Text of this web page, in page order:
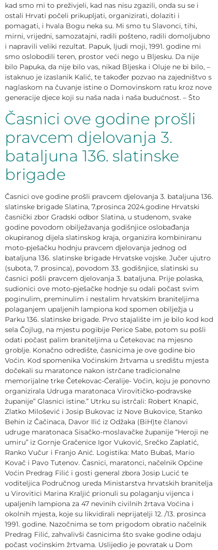
kad smo mi to preživjeli, kad nas nisu zgazili, onda su se i
ostali Hrvati počeli prikupljati, organizirati, dolaziti i
pomagati, i hvala Bogu neka su. Mi smo tu Slavonci, tihi,
mirni, vrijedni, samozatajni, radili pošteno, radili domoljubno
i napravili veliki rezultat. Papuk, ljudi moji, 1991. godine mi
smo oslobodili teren, prostor veći nego u Bljesku. Da nije
bilo Papuka, da nije bilo vas, nikad Bljeska i Oluje ne bi bilo, –
istaknuo je izaslanik Kalić, te također pozvao na zajedništvo s
naglaskom na čuvanje istine o Domovinskom ratu kroz nove
generacije djece koji su naša nada i naša budućnost. – Što
Časnici ove godine prošli
pravcem djelovanja 3.
bataljuna 136. slatinske
brigade
Časnici ove godine prošli pravcem djelovanja 3. bataljuna 136.
slatinske brigade Slatina, 7.prosinca 2024.godine Hrvatski
časnički zbor Gradski odbor Slatina, u studenom, svake
godine povodom obilježavanja godišnjice oslobađanja
okupiranog dijela slatinskog kraja, organizira kombiniranu
moto-pješačku hodnju pravcem djelovanja jednog od
bataljuna 136. slatinske brigade Hrvatske vojske. Jučer ujutro
(subota, 7. prosinca), povodom 33. godišnjice, slatinski su
časnici pošli pravcem djelovanja 3. bataljuna. Prije polaska,
sudionici ove moto-pješačke hodnje su odali počast svim
poginulim, preminulim i nestalim hrvatskim braniteljima
polaganjem upaljenih lampiona kod spomen obilježja u
Parku 136. slatinske brigade. Prvo stajalište im je bilo kod kod
sela Čojlug, na mjestu pogibije Perice Sabe, potom su pošli
odati počast palim braniteljima u Četekovac na mjesno
groblje. Konačno odredište, časnicima je ove godine bio
Voćin. Kod spomenika Voćinskim žrtvama u središtu mjesta
dočekali su maratonce nakon istrčane tradicionalne
memorijalne trke Četekovac-Ćeralije- Voćin, koju je ponovno
organizirala Udruga maratonaca Virovitičko-podravske
županije” Glasnici istine.” Utrku su istrčali: Robert Knapić,
Zlatko Milošević i Josip Bukovac iz Nove Bukovice, Stanko
Behin iz Čačinaca, Davor Ilić iz Odžaka (BiH)te članovi
udruge maratonaca Sisačko-moslavačke županije “Heroji ne
umiru” iz Gornje Gračenice Igor Vuković, Srečko Zaplatić,
Ranko Vučur i Franjo Anić. Logistika: Mato Bubaš, Mario
Kovač i Pavo Tutenov. Časnici, maratonci, načelnik Općine
Voćin Predrag Filić i gosti general zbora Josip Lucić te
voditeljica Područnog ureda Ministarstva hrvatskih branitelja
u Virovitici Marina Kraljić prionuli su polaganju vijenca i
upaljenih lampiona za 47 nevinih civilnih žrtava Voćina i
okolnih mjesta, koje su likvidirali neprijatelji 12. /13. prosinca
1991. godine. Nazočnima se tom prigodom obratio načelnik
Predrag Filić, zahvalivši časnicima što svake godine odaju
počast voćinskim žrtvama. Uslijedio je povratak u Dom